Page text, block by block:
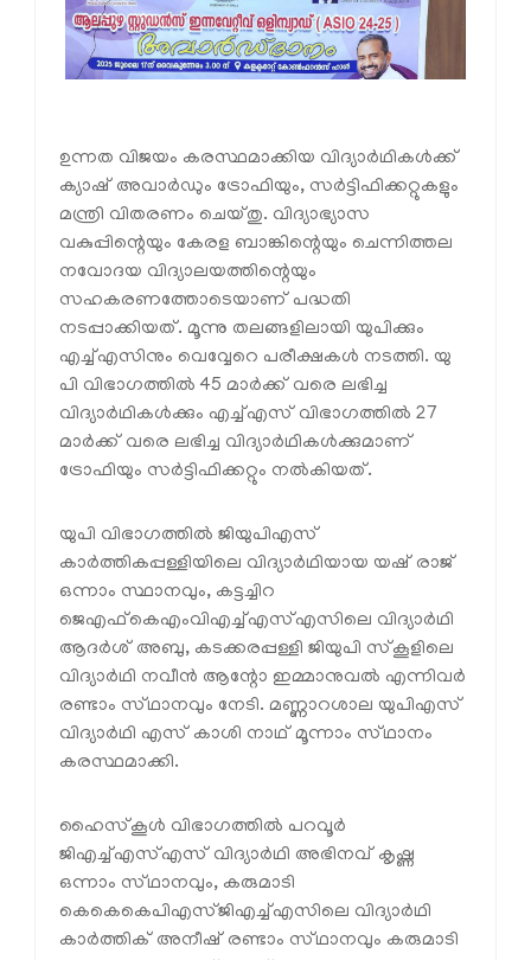
ഉന്നത വിജയം കരസ്ഥമാക്കിയ വിദ്യാർഥികൾക്ക്
ക്യാഷ് അവാർഡും ട്രോഫിയും, സർട്ടിഫിക്കറ്റുകളും
മന്ത്രി വിതരണം ചെയ്തു. വിദ്യാഭ്യാസ
വകുപ്പിന്റെയും കേരള ബാങ്കിന്റെയും ചെന്നിത്തല
നവോദയ വിദ്യാലയത്തിന്റെയും
സഹകരണത്തോടെയാണ് പദ്ധതി
നടപ്പാക്കിയത്. മൂന്നു തലങ്ങളിലായി യുപിക്കും
എച്ച്എസിനും വെവ്വേറെ പരീക്ഷകൾ നടത്തി. യു
പി വിഭാഗത്തിൽ 45 മാർക്ക് വരെ ലഭിച്ച
വിദ്യാർഥികൾക്കും എച്ച്എസ് വിഭാഗത്തിൽ 27
മാർക്ക് വരെ ലഭിച്ച വിദ്യാർഥികൾക്കുമാണ്
ട്രോഫിയും സർട്ടിഫിക്കറ്റും നൽകിയത്.
യുപി വിഭാഗത്തിൽ ജിയുപിഎസ്
കാർത്തികപ്പള്ളിയിലെ വിദ്യാർഥിയായ യഷ് രാജ്
ഒന്നാം സ്ഥാനവും, കട്ടച്ചിറ
ജെഎഫ്കെഎംവിഎച്ച്എസ്എസിലെ വിദ്യാർഥി
ആദർശ് അബു, കടക്കരപ്പള്ളി ജിയുപി സ്കൂളിലെ
വിദ്യാർഥി നവീൻ ആന്റോ ഇമ്മാനുവൽ എന്നിവർ
രണ്ടാം സ്‌ഥാനവും നേടി. മണ്ണാറശാല യുപിഎസ്
വിദ്യാർഥി എസ് കാശി നാഥ് മൂന്നാം സ്‌ഥാനം
കരസ്ഥമാക്കി.
ഹൈസ്‌കൂൾ വിഭാഗത്തിൽ പറവൂർ
ജിഎച്ച്എസ്എസ് വിദ്യാർഥി അഭിനവ് കൃഷ്ണ
ഒന്നാം സ്‌ഥാനവും, കരുമാടി
കെകെകെപിഎസ്ജിഎച്ച്എസിലെ വിദ്യാർഥി
കാർത്തിക് അനീഷ് രണ്ടാം സ്‌ഥാനവും കരുമാടി